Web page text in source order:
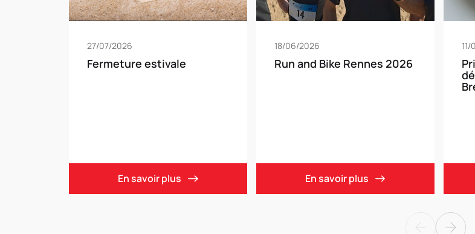
27/07/2026
Fermeture estivale
En savoir plus
18/06/2026
Run and Bike Rennes 2026
En savoir plus